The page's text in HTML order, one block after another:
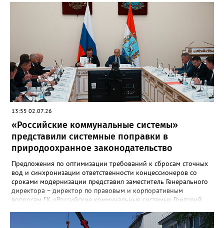
13:55 02.07.26
«Российские коммунальные системы»
представили системные поправки в
природоохранное законодательство
Предложения по оптимизации требований к сбросам сточных
вод и синхронизации ответственности концессионеров со
сроками модернизации представил заместитель Генерального
директора – директор по правовым и корпоративным
вопросам ГК «Российские коммунальные системы» Григорий
строительству и ЖКХ в Самаре. В мероприятии приняли